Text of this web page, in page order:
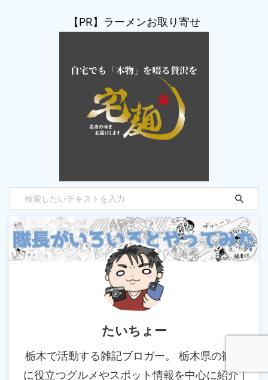
【PR】ラーメンお取り寄せ
たいちょー
栃木で活動する雑記ブロガー。 栃木県の観光
に役立つグルメやスポット情報を中心に紹介 |